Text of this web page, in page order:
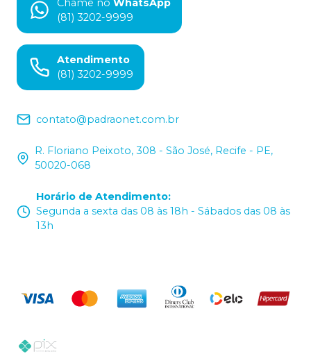
Chame no WhatsApp
(81) 3202-9999
Atendimento
(81) 3202-9999
contato@padraonet.com.br
R. Floriano Peixoto, 308 - São José, Recife - PE,
50020-068
Horário de Atendimento:
Segunda a sexta das 08 às 18h - Sábados das 08 às
13h